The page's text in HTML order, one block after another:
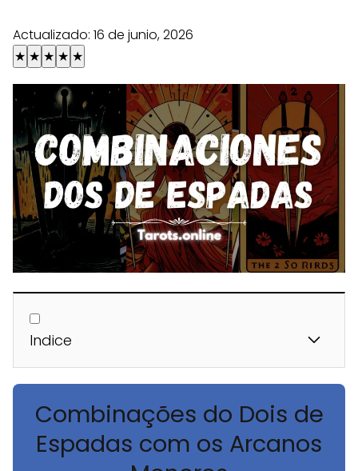
Actualizado: 16 de junio, 2026
★ ★ ★ ★ ★
Indice
Combinações do Dois de
Espadas com os Arcanos